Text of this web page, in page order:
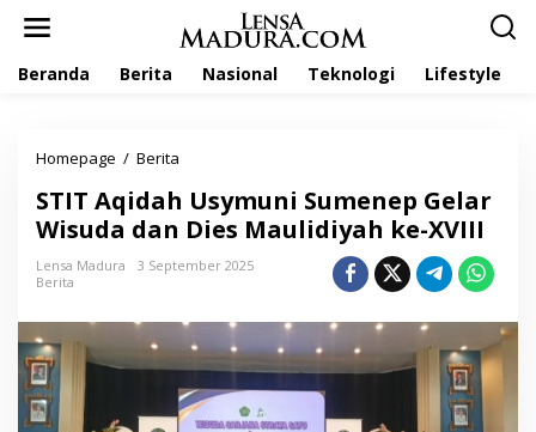
Beranda Berita Nasional Teknologi Lifestyle
Homepage / Berita
I
A
q
a
h
U
s
y
STIT Aqidah Usymuni Sumenep Gelar
Wisuda dan Dies Maulidiyah ke-XVIII
Lensa Madura
3 September 2025
Berita